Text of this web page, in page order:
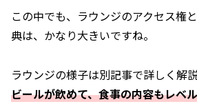
この中でも、ラウンジのアクセス権
典は、かなり大きいですね。
ラウンジの様子は別記事で詳しく解
ビールが飲めて、食事の内容もレベ